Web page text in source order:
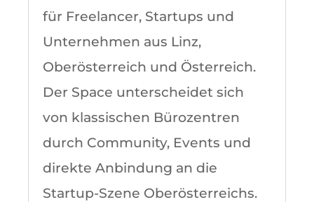
für Freelancer, Startups und
Unternehmen aus Linz,
Oberösterreich und Österreich.
Der Space unterscheidet sich
von klassischen Bürozentren
durch Community, Events und
direkte Anbindung an die
Startup-Szene Oberösterreichs.